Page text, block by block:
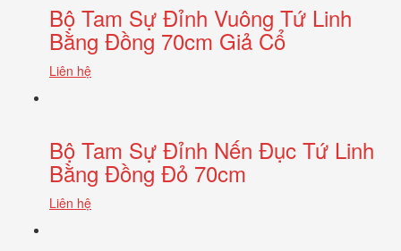
Bộ Tam Sự Đỉnh Vuông Tứ Linh
Bằng Đồng 70cm Giả Cổ
Liên hệ
Bộ Tam Sự Đỉnh Nến Đục Tứ Linh
Bằng Đồng Đỏ 70cm
Liên hệ